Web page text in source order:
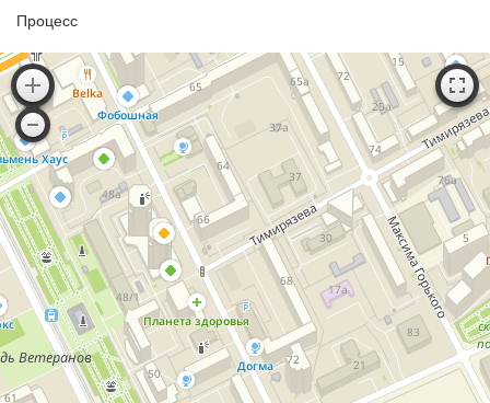
Процесс